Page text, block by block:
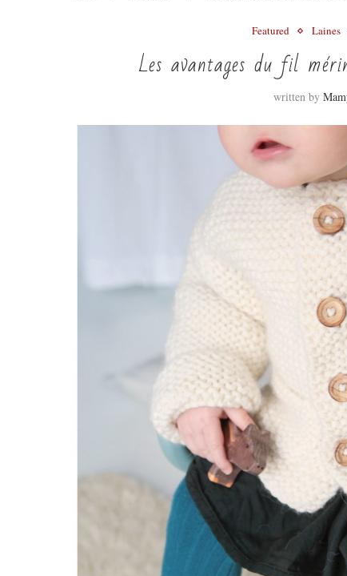
Featured Laines
Les avantages du fil
written by